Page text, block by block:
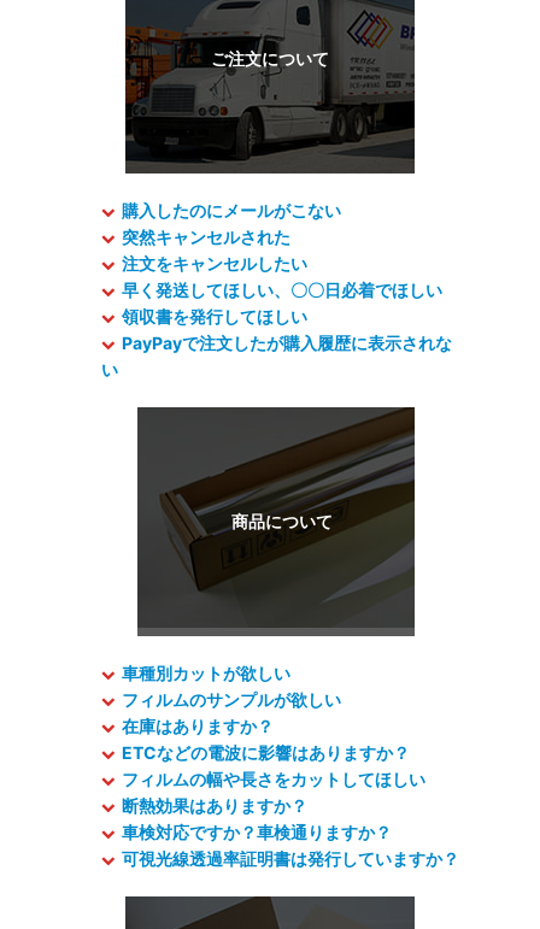
購入したのにメールがこない
突然キャンセルされた
注文をキャンセルしたい
早く発送してほしい、〇〇日必着でほしい
領収書を発行してほしい
PayPayで注文したが購入履歴に表示されな
い
車種別カットが欲しい
フィルムのサンプルが欲しい
在庫はありますか？
ETCなどの電波に影響はありますか？
フィルムの幅や長さをカットしてほしい
断熱効果はありますか？
車検対応ですか？車検通りますか？
可視光線透過率証明書は発行していますか？